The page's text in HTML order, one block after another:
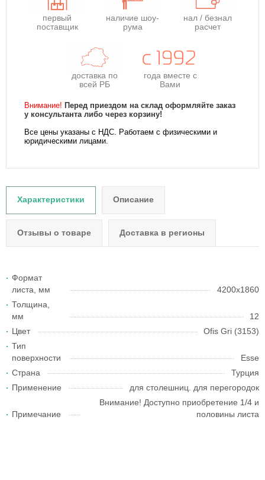
первый
поставщик
наличие шоу-
рума
нал / безнал
расчет
доставка по
всей РБ
года вместе с
Вами
Внимание! Перед приездом на склад оформляйте заказ
у консультанта либо через корзину!
Все цены указаны с НДС. Работаем с физическими и
юридическими лицами.
Характеристики Описание
Отзывы о товаре Доставка в регионы
Формат
листа, мм
4200x1860
Толщина,
мм
12
Цвет
Ofis Gri (3153)
Тип
поверхности
Esse
Страна
Турция
Применение
для столешниц. для перегородок
Примечание
Внимание! Доступно приобретение 1/4 и
половины листа